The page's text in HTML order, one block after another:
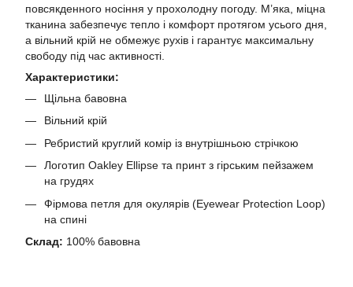
повсякденного носіння у прохолодну погоду. М’яка, міцна
тканина забезпечує тепло і комфорт протягом усього дня,
а вільний крій не обмежує рухів і гарантує максимальну
свободу під час активності.
Характеристики:
Щільна бавовна
Вільний крій
Ребристий круглий комір із внутрішньою стрічкою
Логотип Oakley Ellipse та принт з гірським пейзажем
на грудях
Фірмова петля для окулярів (Eyewear Protection Loop)
на спині
Склад: 100% бавовна